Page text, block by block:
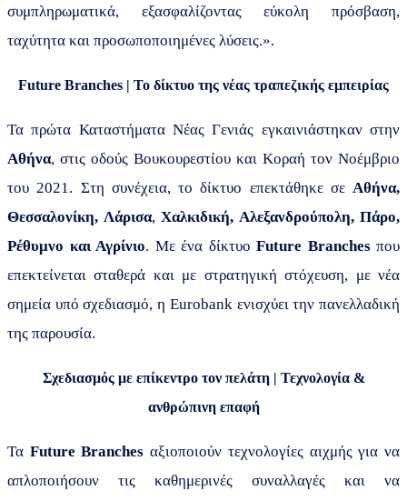
συμπληρωματικά, εξασφαλίζοντας εύκολη πρόσβαση,
ταχύτητα και προσωποποιημένες λύσεις.».
Future Branches | Το δίκτυο της νέας τραπεζικής εμπειρίας
Τα πρώτα Καταστήματα Νέας Γενιάς εγκαινιάστηκαν στην
Αθήνα, στις οδούς Βουκουρεστίου και Κοραή τον Νοέμβριο
του 2021. Στη συνέχεια, το δίκτυο επεκτάθηκε σε Αθήνα,
Θεσσαλονίκη, Λάρισα, Χαλκιδική, Αλεξανδρούπολη, Πάρο,
Ρέθυμνο και Αγρίνιο. Με ένα δίκτυο Future Branches που
επεκτείνεται σταθερά και με στρατηγική στόχευση, με νέα
σημεία υπό σχεδιασμό, η Eurobankενισχύει την πανελλαδική
της παρουσία.
Σχεδιασμός με επίκεντρο τον πελάτη | Τεχνολογία &
ανθρώπινη επαφή
Τα Future Branches αξιοποιούν τεχνολογίες αιχμής για να
απλοποιήσουν τις καθημερινές συναλλαγές και να